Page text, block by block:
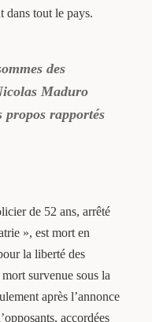
dans tout le pays.
des
Maduro
propos rapportés
de 52 ans, arrêté
», est mort en
la liberté des
survenue sous la
après l’annonce
accordées